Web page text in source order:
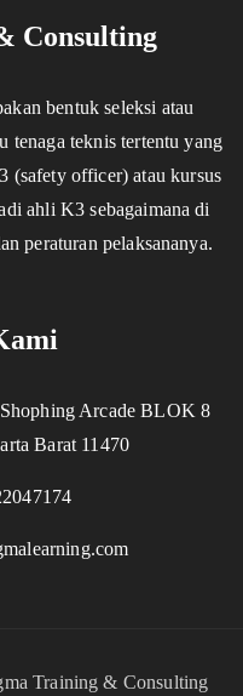
Consulting
bentuk seleksi atau
tenaga teknis tertentu yang
(safety officer) atau kursus
ahli K3 sebagaimana di
peraturan pelaksananya.
Arcade BLOK 8
Barat 11470
Training & Consulting